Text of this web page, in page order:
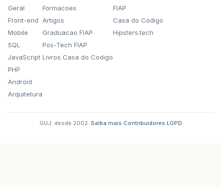
Geral
Front-end
Mobile
SQL
JavaScript
PHP
Android
Arquitetura
Formacoes
Artigos
Graduacao FIAP
Pos-Tech FIAP
Livros Casa do Codigo
FIAP
Casa do Codigo
Hipsters.tech
GUJ: desde 2002. Saiba mais Contribuidores LGPD